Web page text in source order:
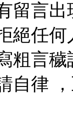
留言
絕任
粗言
自律